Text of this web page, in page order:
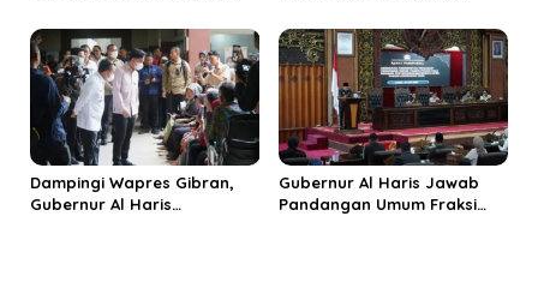
Kabupaten Tanjungjabung
Timur
Penguatan Kinerja dan
Integritas
Dampingi Wapres Gibran,
Gubernur Al Haris
Gubernur Al Haris Jawab
Pandangan Umum Fraksi